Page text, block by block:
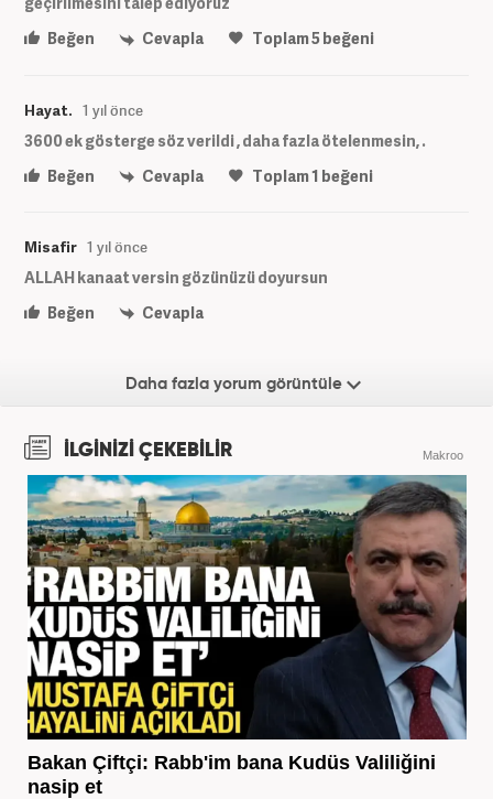
Beğen
Cevapla Toplam5beğeni
Hayat. 1 yıl önce
3600 ek gösterge söz verildi , daha fazla ötelenmesin, .
Beğen
Cevapla Toplam1 beğeni
Misafir 1 yıl önce
ALLAH kanaat versin gözünüzü doyursun
Beğen
Cevapla
Daha fazla yorum görüntüle
İLGİNİZİ ÇEKEBİLİR Makroo
Bakan Çiftçi: Rabb'im bana Kudüs Valiliğini
nasip et